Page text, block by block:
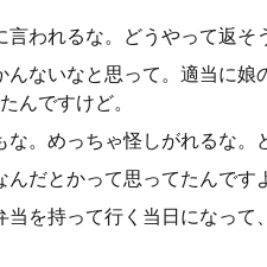
言われるな。どうやって返そ
んないなと思って。適当に
んですけど。
な。めっちゃ怪しがれるな。
んだとかって思ってたんです
当を持って行く当日になっ